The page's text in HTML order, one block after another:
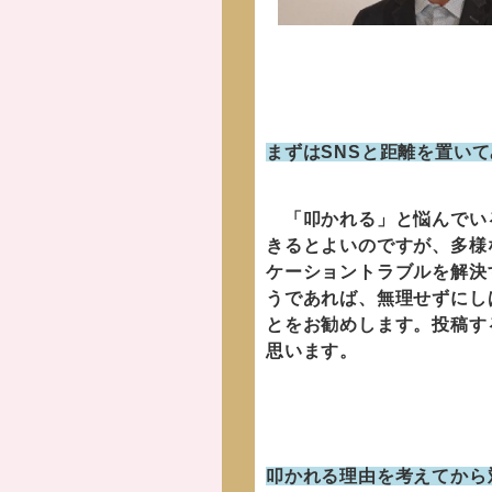
まずはSNSと距離を置い
「叩かれる」と悩んでい
きるとよいのですが、多
ケーショントラブルを解
うであれば、無理せずに
とをお勧めします。投稿
思います。
叩かれる理由を考えてか